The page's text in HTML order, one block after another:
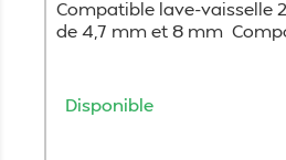
Compatible lave-vaisselle
de 4,7 mm et 8 mm
Disponible